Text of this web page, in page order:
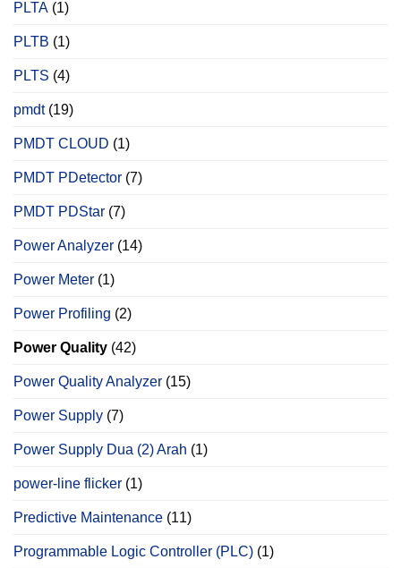
PLTA (1)
PLTB (1)
PLTS (4)
pmdt(19)
PMDT CLOUD (1)
PMDT PDetector (7)
PMDT PDStar (7)
Power Analyzer (14)
Power Meter (1)
Power Profiling (2)
Power Quality (42)
Power Quality Analyzer (15)
Power Supply (7)
Power Supply Dua (2) Arah (1)
power‐line flicker (1)
Predictive Maintenance (11)
Programmable Logic Controller (PLC) (1)